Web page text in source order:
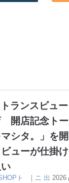
ランスビュー
開店記念トー
シタ。」を開
ューが仕掛け
ト
｜ ニ 出 2026